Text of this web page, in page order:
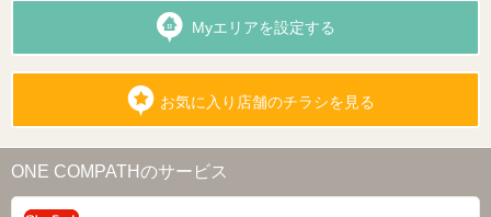
Myエリアを設定する
お気に入り店舗のチラシを見る
ONE COMPATHのサービス